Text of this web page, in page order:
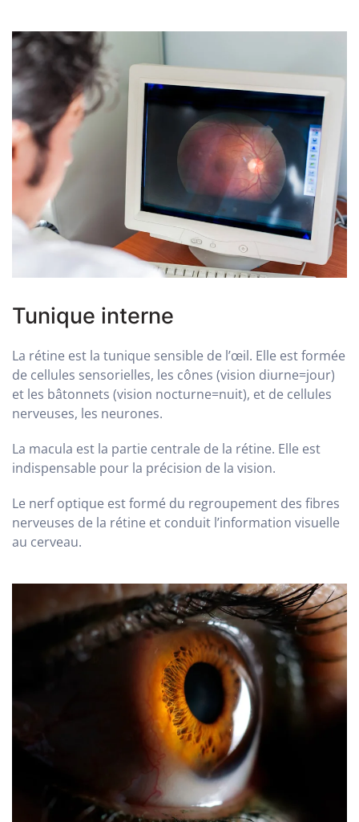
Tunique interne
La rétine est la tunique sensible de l’œil. Elle est formée
de cellules sensorielles, les cônes (vision diurne=jour)
et les bâtonnets (vision nocturne=nuit), et de cellules
nerveuses, les neurones.
La macula est la partie centrale de la rétine. Elle est
indispensable pour la précision de la vision.
Le nerf optique est formé du regroupement des fibres
nerveuses de la rétine et conduit l’information visuelle
au cerveau.